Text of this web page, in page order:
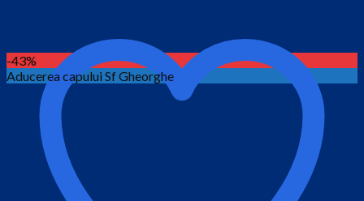
-43%
Aducerea capului Sf Gheorghe